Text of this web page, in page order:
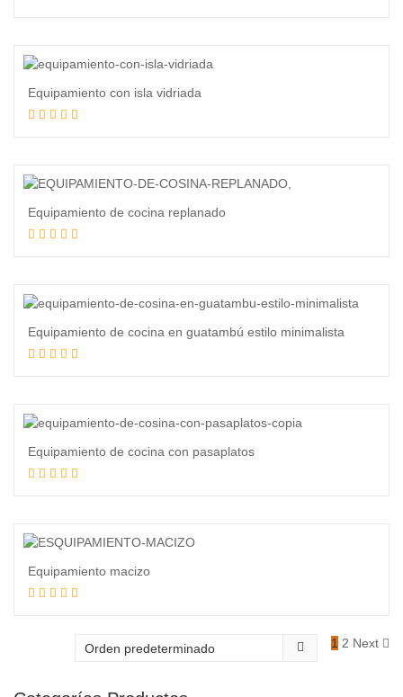
Equipamiento con isla vidriada
Equipamiento de cocina replanado
Equipamiento de cocina en guatambú estilo minimalista
Equipamiento de cocina con pasaplatos
Equipamiento macizo
1 2 Next